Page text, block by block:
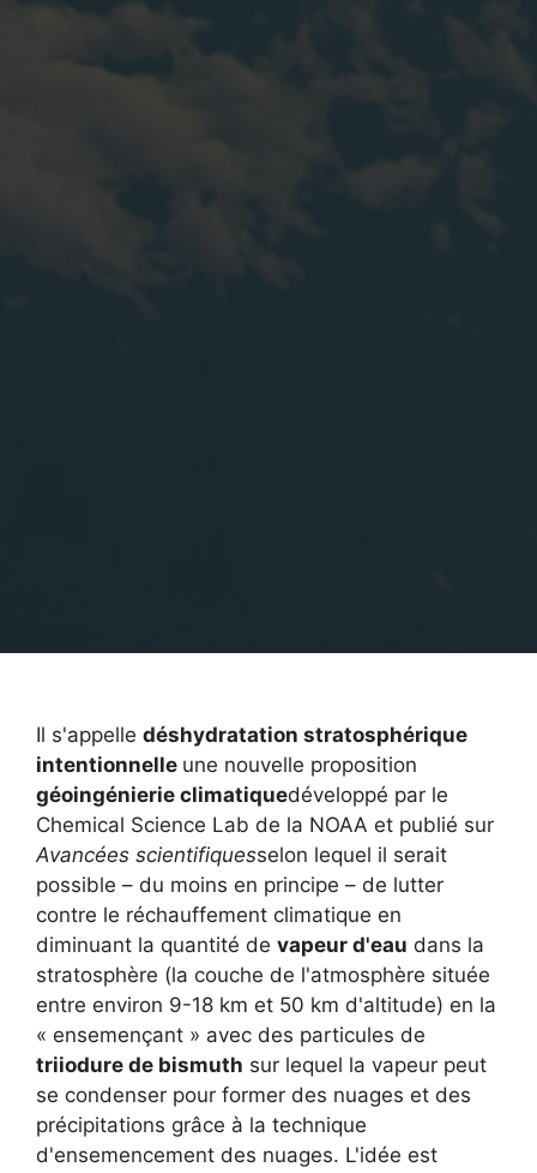
Il s'appelle déshydratation stratosphérique
intentionnelle une nouvelle proposition
géoingénierie climatiquedéveloppé par le
Chemical Science Lab de la NOAA et publié sur
Avancées scientifiquesselon lequel il serait
possible – du moins en principe – de lutter
contre le réchauffement climatique en
diminuant la quantité de vapeur d'eau dans la
stratosphère (la couche de l'atmosphère située
entre environ 9-18 km et 50 km d'altitude) en la
« ensemençant » avec des particules de
triiodure de bismuth sur lequel la vapeur peut
se condenser pour former des nuages ​​et des
précipitations grâce à la technique
d'ensemencement des nuages. L'idée est